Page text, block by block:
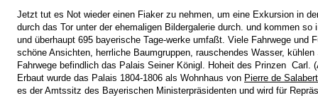
Jetzt tut es Not wieder einen Fiaker zu nehmen, um eine Exkursion in
durch das Tor unter der ehemaligen Bildergalerie durch. und kommen
und überhaupt 695 bayerische Tage-werke umfaßt. Viele Fahrwege
schöne Ansichten, herrliche Baumgruppen, rauschendes Wasser,
Fahrwege befindlich das Palais Seiner Königl. Hoheit des Prinzen
Erbaut wurde das Palais 1804-1806 als Wohnhaus von Pierre de Salabert
es der Amtssitz des Bayerischen Ministerpräsidenten und wird für